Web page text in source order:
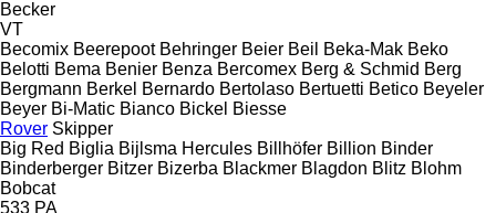
Becker
VT
Becomix Beerepoot Behringer Beier Beil Beka-Mak Beko
Belotti Bema Benier Benza Bercomex Berg & Schmid Berg
Bergmann Berkel Bernardo Bertolaso Bertuetti Betico Beyeler
Beyer Bi-Matic Bianco Bickel Biesse
Rover Skipper
Big Red Biglia Bijlsma Hercules Billhöfer Billion Binder
Binderberger Bitzer Bizerba Blackmer Blagdon Blitz Blohm
Bobcat
533 PA